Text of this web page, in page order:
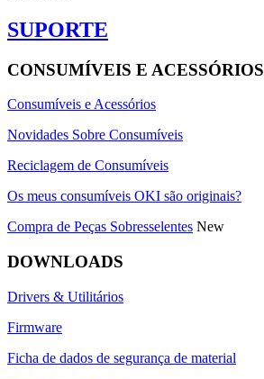
SUPORTE
CONSUMÍVEIS E ACESSÓRIOS
Consumíveis e Acessórios
Novidades Sobre Consumíveis
Reciclagem de Consumíveis
Os meus consumíveis OKI são originais?
Compra de Peças Sobresselentes New
DOWNLOADS
Drivers & Utilitários
Firmware
Ficha de dados de segurança de material